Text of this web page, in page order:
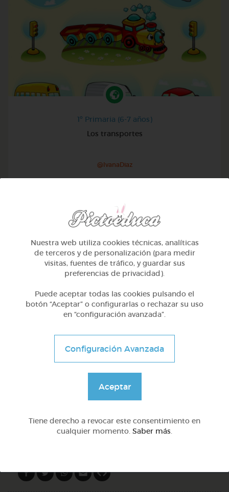
1º Primaria (6-7 años)
Los transportes
@IvanaDiaz
1º Primaria (6-7 años)
Educación vial en galego
DOCS (4)
Nuestra web utiliza cookies técnicas, analíticas
de terceros y de personalización (para medir
visitas, fuentes de tráfico, y guardar sus
preferencias de privacidad).
Puede aceptar todas las cookies pulsando el
botón “Aceptar” o configurarlas o rechazar su uso
en “configuración avanzada”.
Configuración Avanzada
Aceptar
Tiene derecho a revocar este consentimiento en
cualquier momento. Saber más.